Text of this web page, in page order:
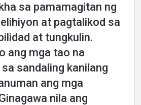
sa pamamagitan ng
at pagtalikod sa
at tungkulin.
ang mga tao na
sandaling kanilang
ang mga
nila ang